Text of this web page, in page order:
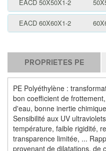
EACD 50X50X1-2
EACD 60X60X1-2
PROPRIETES PE
PE Polyéthylène :
bon coefficient de
d'eau, bonne inertie
Sensibilité aux UV
température, faible rigidité,
transparence limitée, ...
provenant de dilatations, de